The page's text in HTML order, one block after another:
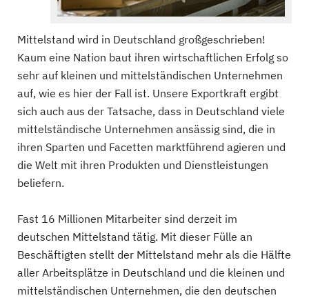
Mittelstand wird in Deutschland großgeschrieben!
Kaum eine Nation baut ihren wirtschaftlichen Erfolg so
sehr auf kleinen und mittelständischen Unternehmen
auf, wie es hier der Fall ist. Unsere Exportkraft ergibt
sich auch aus der Tatsache, dass in Deutschland viele
mittelständische Unternehmen ansässig sind, die in
ihren Sparten und Facetten marktführend agieren und
die Welt mit ihren Produkten und Dienstleistungen
beliefern.
Fast 16 Millionen Mitarbeiter sind derzeit im
deutschen Mittelstand tätig. Mit dieser Fülle an
Beschäftigten stellt der Mittelstand mehr als die Hälfte
aller Arbeitsplätze in Deutschland und die kleinen und
mittelständischen Unternehmen, die den deutschen